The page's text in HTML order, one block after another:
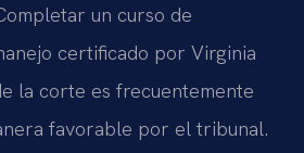
un curso de
certificado por Virginia
la corte es frecuentemente
favorable por el tribunal.